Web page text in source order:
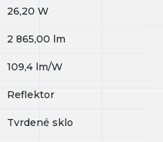
26,20 W
2 865,00 lm
109,4 lm/W
Reflektor
Tvrdené sklo